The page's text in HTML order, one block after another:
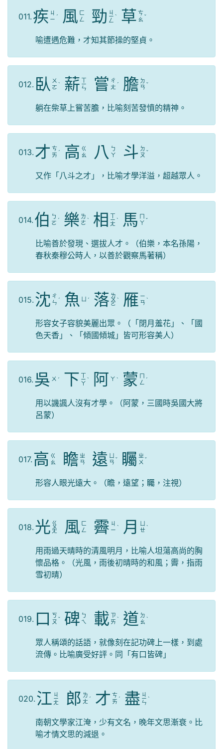
011. 疾 ㄐ
ㄧ ˊ 風 ㄈ
ㄥ
勁 ㄐ
ㄧ
ㄥ
ˋ 草 ㄘ
ㄠ ˇ
喻遭遇危難，才知其節操的堅貞。
012. 臥 ㄨ
ㄛ ˋ 薪 ㄒ
ㄧ
ㄣ 嘗 ㄔ
ㄤ ˊ 膽 ㄉ
ㄢ ˇ
躺在柴草上嘗苦膽，比喻刻苦發憤的精神。
013. 才 ㄘ
ㄞ ˊ 高 ㄍ
ㄠ
八
ㄅ
ㄚ
斗 ㄉ
ㄡ ˇ
又作「八斗之才」，比喻才學洋溢，超越眾人。
014. 伯 ㄅ
ㄛ ˊ 樂 ㄌ
ㄜ ˋ 相 ㄒ
ㄧ
ㄤ
ˋ 馬 ㄇ
ㄚ ˇ
比喻善於發現、選拔人才。（伯樂，本名孫陽，
春秋秦穆公時人，以善於觀察馬著稱）
015. 沈 ㄔ
ㄣ ˊ 魚 ˊ 落 ㄌ
ㄨ
ㄛ
ˋ 雁 ㄧ
ㄢ ˋ
形容女子容貌美麗出眾。（「閉月羞花」、「國
色天香」、「傾國傾城」皆可形容美人）
016. 吳 ㄨ ˊ 下 ㄒ
ㄧ
ㄚ
ˋ 阿 ㄚ ˋ 蒙 ㄇ
ㄥ ˊ
用以譏諷人沒有才學。（阿蒙，三國時吳國大將
呂蒙）
017. 高 ㄍ
ㄠ
瞻 ㄓ
ㄢ
遠 ㄢ ˇ 矚 ㄓ
ㄨ ˇ
形容人眼光遠大。（瞻，遠望；矚，注視）
018. 光 ㄍ
ㄨ
ㄤ 風 ㄈ
ㄥ
霽 ㄐ
ㄧ ˋ 月
ㄝˋ
用雨過天晴時的清風明月，比喻人坦蕩高尚的胸
懷品格。（光風，雨後初晴時的和風；霽，指雨
雪初晴）
019. 口 ㄎ
ㄡ ˇ 碑 ㄅ
ㄟ
載 ㄗ
ㄞ ˋ 道 ㄉ
ㄠ ˋ
眾人稱頌的話語，就像刻在記功碑上一樣，到處
流傳。比喻廣受好評。同「有口皆碑」
020. 江 ㄐ
ㄧ
ㄤ 郎 ㄌ
ㄤ ˊ 才 ㄘ
ㄞ ˊ 盡 ㄐ
ㄧ
ㄣ
ˋ
南朝文學家江淹，少有文名，晚年文思漸衰。比
喻才情文思的減退。